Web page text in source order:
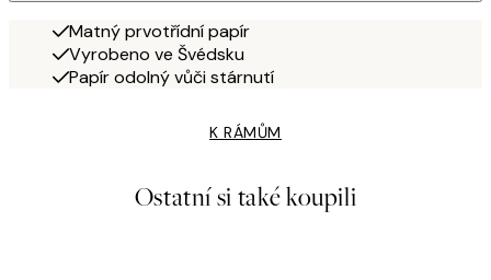
Matný prvotřídní papír
Vyrobeno ve Švédsku
Papír odolný vůči stárnutí
K RÁMŮM
Ostatní si také koupili